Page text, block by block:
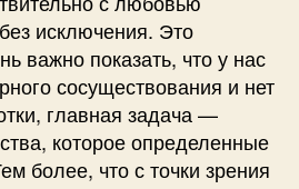
исключения. Это
важно показать, что у нас
сосуществования и нет
главная задача —
которое определенные
более, что с точки зрения